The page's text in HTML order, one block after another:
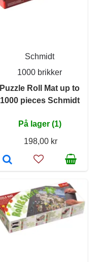
Schmidt
1000 brikker
Puzzle Roll Mat up to
1000 pieces Schmidt
På lager (1)
198,00 kr